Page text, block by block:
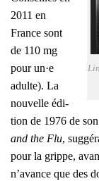
2011 en
France sont
de 110 mg
pour un·e
adulte). La
nou­velle édi­
tion de 1976 de
and the Flu,
pour la grippe,
n’avance que des